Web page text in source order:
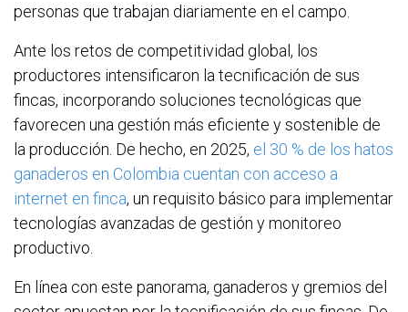
personas que trabajan diariamente en el campo.
Ante los retos de competitividad global, los
productores intensificaron la tecnificación de sus
fincas, incorporando soluciones tecnológicas que
favorecen una gestión más eficiente y sostenible de
la producción. De hecho, en 2025, el 30 % de los hatos
ganaderos en Colombia cuentan con acceso a
internet en finca, un requisito básico para implementar
tecnologías avanzadas de gestión y monitoreo
productivo.
En línea con este panorama, ganaderos y gremios del